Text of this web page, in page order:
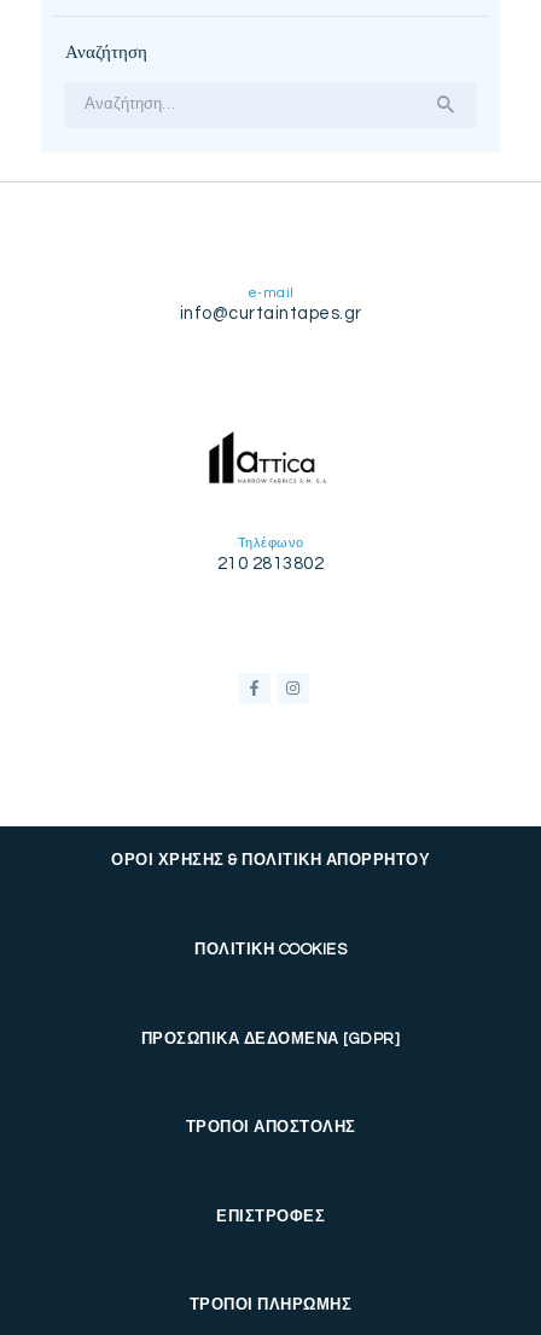
Αναζήτηση
Αναζήτηση
e-mail
info@curtaintapes.gr
Τηλέφωνο
210 2813802
ΟΡΟΙ ΧΡΗΣΗΣ & ΠΟΛΙΤΙΚΗ ΑΠΟΡΡΗΤΟΥ
ΠΟΛΙΤΙΚΗ COOKIES
ΠΡΟΣΩΠΙΚΑ ΔΕΔΟΜΕΝΑ [GDPR]
ΤΡΟΠΟΙ ΑΠΟΣΤΟΛΗΣ
ΕΠΙΣΤΡΟΦΕΣ
ΤΡΟΠΟΙ ΠΛΗΡΩΜΗΣ